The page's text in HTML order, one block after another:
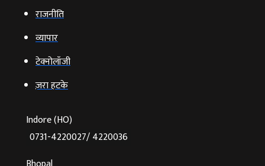
राजनीति
व्‍यापार
टेक्‍नोलॉजी
ज़रा हटके
Indore (HO)
0731-4220027/ 4220036